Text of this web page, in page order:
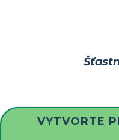
VYTVORTE